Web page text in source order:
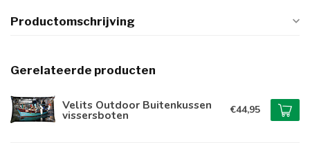
Productomschrijving
Gerelateerde producten
Velits Outdoor Buitenkussen
vissersboten €44,95